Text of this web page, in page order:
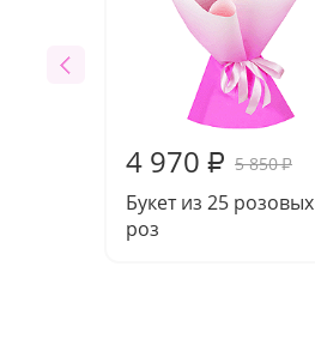
4 970 ₽ 5 850₽
Букет из 25 розовых
роз